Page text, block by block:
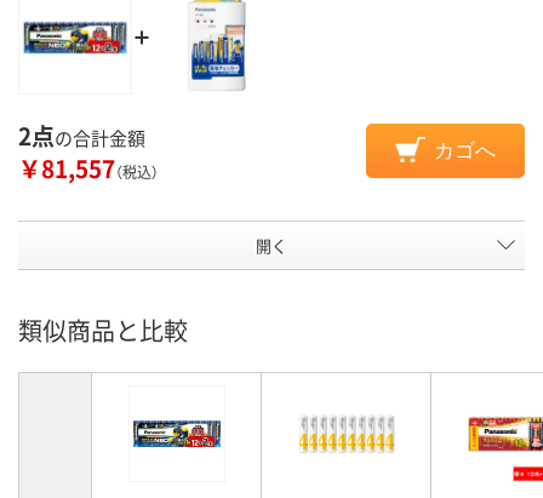
2点の合計金額
￥81,557（税込）
カゴへ
開く
類似商品と比較